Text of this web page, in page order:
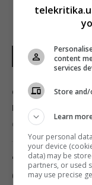
В Украину
– СМИ
Чем Украина
"Искандеры":
21:24 четверг, 06
ПОСЛЕДНИЕ
Опытные
шапочку для
6 августа 2026, 23:03
"Было всего
блогер,
content
services
Store
Learn
Your personal
your device
data) may be
partners, or used
may use precise